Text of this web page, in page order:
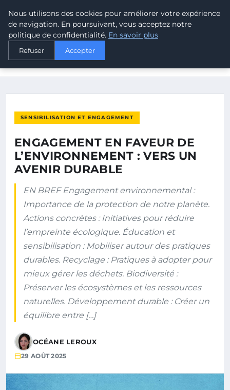
MALTA CLIMATE
ACCUEIL
ENGAGEMENT EN FAVEUR DE L’ENVIRONNEMENT : VERS UN
SENSIBILISATION ET ENGAGEMENT
ENGAGEMENT EN FAVEUR DE
L’ENVIRONNEMENT : VERS UN
AVENIR DURABLE
EN BREF Engagement environnemental :
Importance de la protection de notre planète.
Actions concrètes : Initiatives pour réduire
l’empreinte écologique. Éducation et
sensibilisation : Mobiliser autour des pratiques
durables. Recyclage : Pratiques à adopter pour
mieux gérer les déchets. Biodiversité :
Préserver les écosystèmes et les ressources
naturelles. Développement durable : Créer un
équilibre entre […]
OCÉANE LEROUX
29 AOÛT 2025
Nous utilisons des cookies pour améliorer votre expérience
de navigation. En poursuivant, vous acceptez notre
politique de confidentialité. En savoir plus
Refuser Accepter